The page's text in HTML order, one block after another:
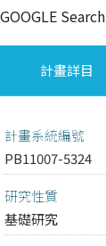
GOOGLE Search
計畫詳目
計畫系統編號
PB11007-5324
研究性質
基礎研究